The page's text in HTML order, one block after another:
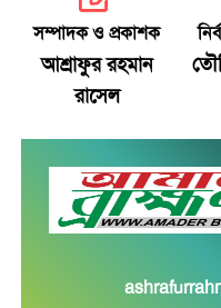
নতুন বিদেশি
শীর্ষ মাদক
সিলেটে দুই
সড়ক
সম্পাদক ও প্রকাশক
আশ্রাফুর রহমান
রাসেল